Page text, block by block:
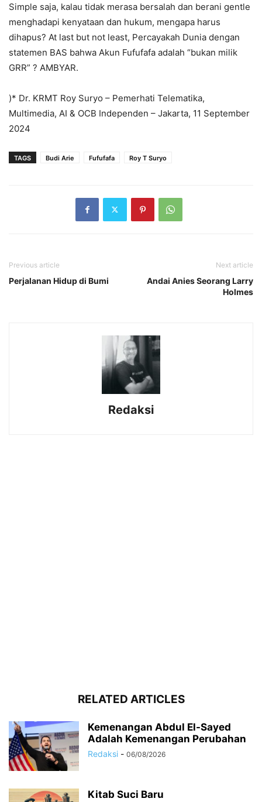
Simple saja, kalau tidak merasa bersalah dan berani gentle
menghadapi kenyataan dan hukum, mengapa harus
dihapus? At last but not least, Percayakah Dunia dengan
statemen BAS bahwa Akun Fufufafa adalah “bukan milik
GRR” ? AMBYAR.
)* Dr. KRMT Roy Suryo – Pemerhati Telematika,
Multimedia, AI & OCB Independen – Jakarta, 11 September
2024
TAGS Budi Arie Fufufafa Roy T Suryo
Previous article
Perjalanan Hidup di Bumi
Next article
Andai Anies Seorang Larry
Holmes
Redaksi
RELATED ARTICLES
Kemenangan Abdul El-Sayed
Adalah Kemenangan Perubahan
Redaksi - 06/08/2026
Kitab Suci Baru